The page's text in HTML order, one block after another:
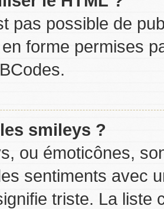
pas possible de
forme permises
smileys ?
ou émoticônes,
sentiments avec
triste. La liste